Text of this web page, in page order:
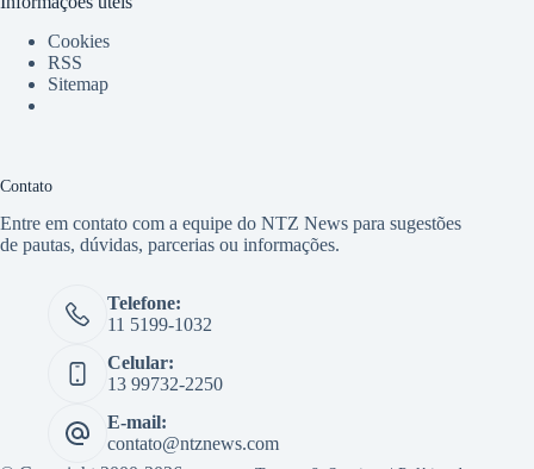
Cookies
RSS
Sitemap
Contato
Entre em contato com a equipe do NTZ News para sugestões
de pautas, dúvidas, parcerias ou informações.
Telefone:
11 5199-1032
Celular:
13 99732-2250
E-mail:
contato@ntznews.com